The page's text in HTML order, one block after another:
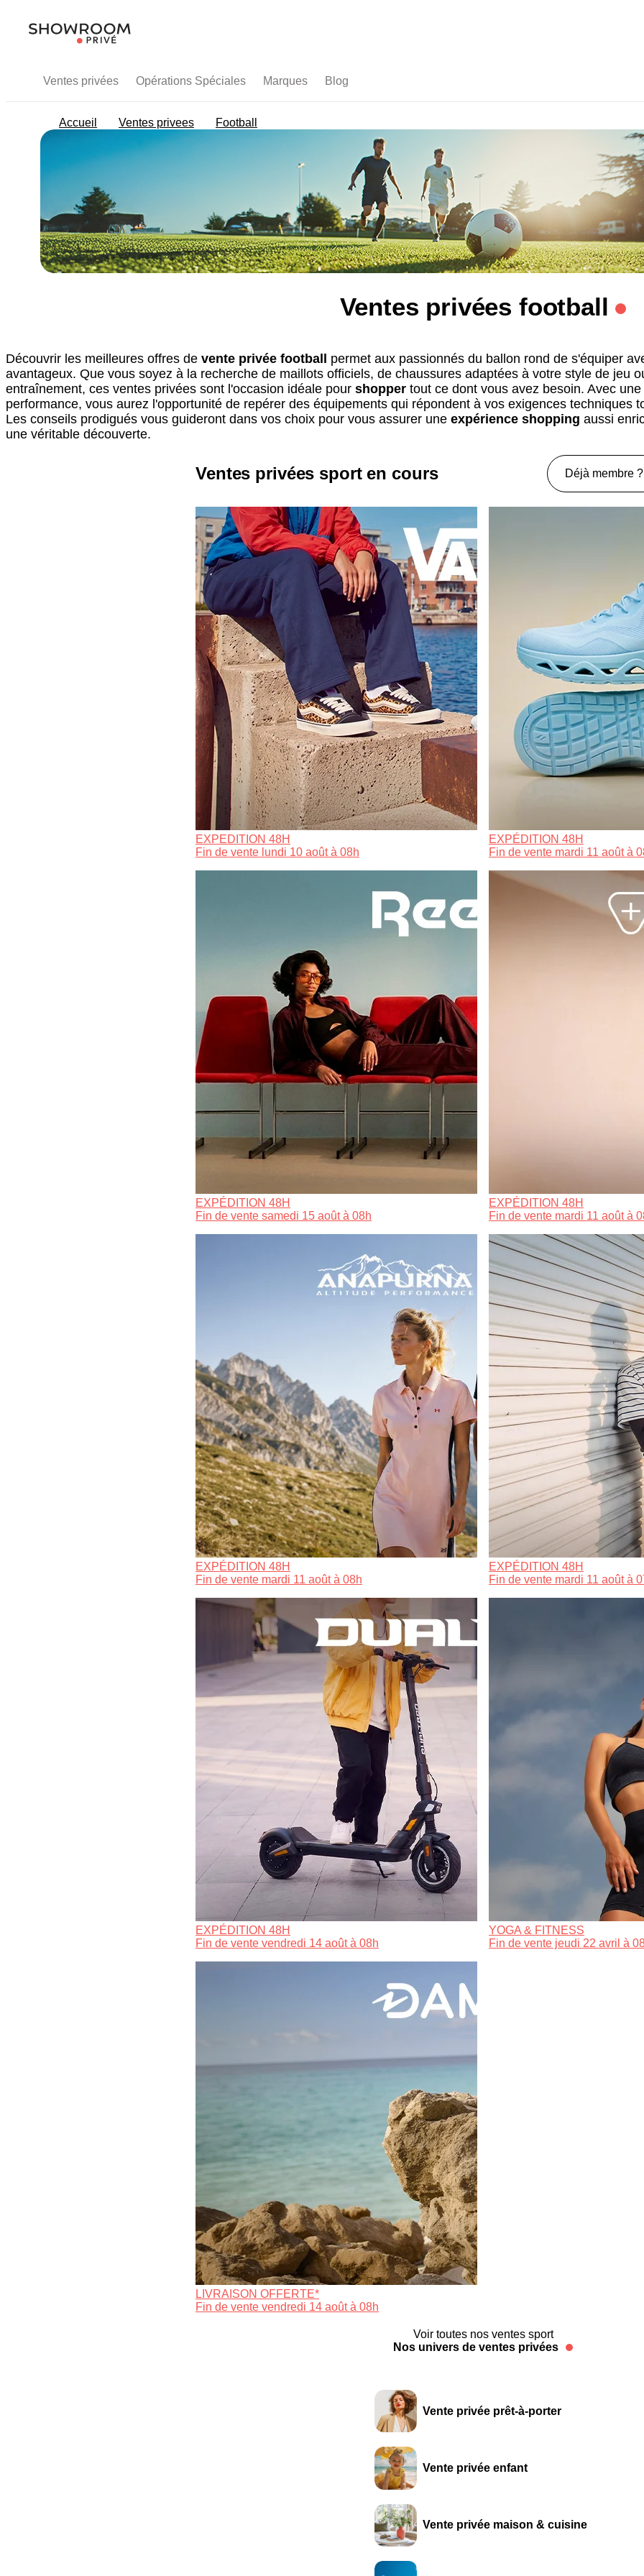
Ventes privées Opérations Spéciales Marques Blog
Accueil Ventes privees Football
Ventes privées football
Découvrir les meilleures offres de vente privée football permet aux passionnés du ballon rond de s'équiper
avantageux. Que vous soyez à la recherche de maillots officiels, de chaussures adaptées à votre style de jeu
entraînement, ces ventes privées sont l'occasion idéale pour shopper tout ce dont vous avez besoin. Avec
performance, vous aurez l'opportunité de repérer des équipements qui répondent à vos exigences techniques
Les conseils prodigués vous guideront dans vos choix pour vous assurer une expérience shopping aussi
une véritable découverte.
Ventes privées sport en cours Déjà membre ?
EXPEDITION 48H
Fin de vente lundi 10 août à 08h
EXPÉDITION 48H
Fin de vente mardi 11 août à
EXPÉDITION 48H
Fin de vente samedi 15 août à 08h
EXPÉDITION 48H
Fin de vente mardi 11 août à
EXPÉDITION 48H
Fin de vente mardi 11 août à 08h
EXPÉDITION 48H
Fin de vente mardi 11 août à
EXPÉDITION 48H
Fin de vente vendredi 14 août à 08h
YOGA & FITNESS
Fin de vente jeudi 22 avril à
LIVRAISON OFFERTE*
Fin de vente vendredi 14 août à 08h
Voir toutes nos ventes sport
Nos univers de ventes privées
Vente privée prêt-à-porter
Vente privée enfant
Vente privée maison & cuisine